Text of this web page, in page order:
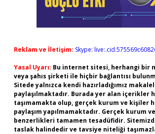
Reklam ve İletişim: Skype:
Yasal Uyarı: Bu internet sitesi, herhangi bir
veya şahıs şirketi ile hiçbir bağlantısı
Sitede yalnızca kendi hazırladığımız
paylaşılmaktadır. Burada yer alan içerikler
taşımamakta olup, gerçek kurum ve kişiler
paylaşım yapılmamaktadır. Gerçek kurum
benzerlikleri tamamen tesadüfidir.
taslak halindedir ve tavsiye niteliği